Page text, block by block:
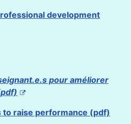
development
pour améliorer
raise performance (pdf)